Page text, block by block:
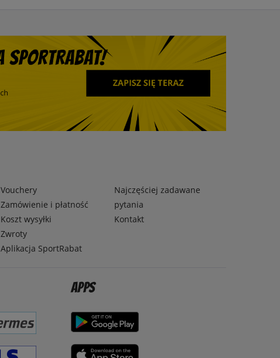
Vouchery
Zamówienie i płatność
Koszt wysyłki
Zwroty
Aplikacja SportRabat
Najczęściej zadawane
pytania
Kontakt
Apps